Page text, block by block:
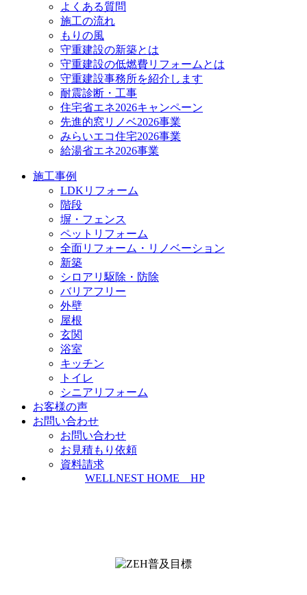
よくある質問
施工の流れ
もりの風
守重建設の新築とは
守重建設の低燃費リフォームとは
守重建設事務所を紹介します
耐震診断・工事
住宅省エネ2026キャンペーン
先進的窓リノベ2026事業
みらいエコ住宅2026事業
給湯省エネ2026事業
施工事例
LDKリフォーム
階段
塀・フェンス
ペットリフォーム
全面リフォーム・リノベーション
新築
シロアリ駆除・防除
バリアフリー
外壁
屋根
玄関
浴室
キッチン
トイレ
シニアリフォーム
お客様の声
お問い合わせ
お問い合わせ
お見積もり依頼
資料請求
WELLNEST HOME HP